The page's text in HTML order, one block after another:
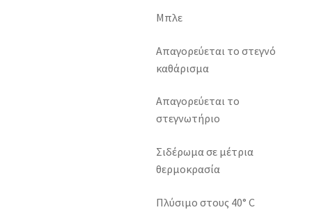
Μπλε
Απαγορεύεται το στεγνό
καθάρισμα
Απαγορεύεται το
στεγνωτήριο
Σιδέρωμα σε μέτρια
θερμοκρασία
Πλύσιμο στους 40° C